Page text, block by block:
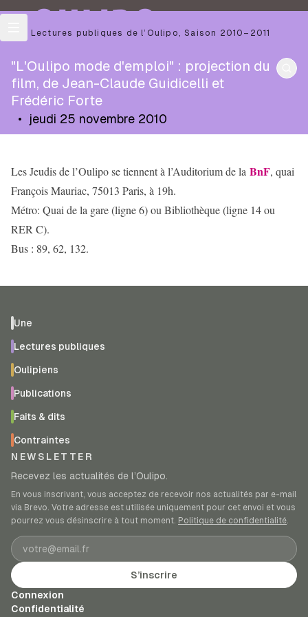
OULIPO
Les Lectures publiques de l’Oulipo ,Saison 2010–2011
"L'Oulipo mode d'emploi" : projection du
film, de Jean-Claude Guidicelli et
Frédéric Forte
• jeudi 25 novembre 2010
Les Jeudis de l’Oulipo se tiennent à l’Auditorium de la BnF, quai
François Mauriac, 75013 Paris, à 19h.
Métro: Quai de la gare (ligne 6) ou Bibliothèque (ligne 14 ou
RER C).
Bus : 89, 62, 132.
Une
Lectures publiques
Oulipiens
Publications
Faits & dits
Contraintes
NEWSLETTER
Recevez les actualités de l’Oulipo.
En vous inscrivant, vous acceptez de recevoir nos actualités par e-mail
via Brevo. Votre adresse est utilisée uniquement pour cet envoi et vous
pourrez vous désinscrire à tout moment. Politique de confidentialité.
Adresse e-mail
S’inscrire
Connexion
Confidentialité